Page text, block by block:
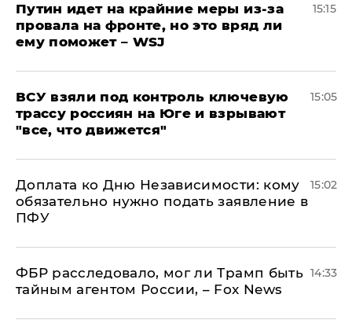
Путин идет на крайние меры из-за
провала на фронте, но это вряд ли
ему поможет – WSJ
15:15
ВСУ взяли под контроль ключевую
трассу россиян на Юге и взрывают
"все, что движется"
15:05
Доплата ко Дню Независимости: кому
обязательно нужно подать заявление в
ПФУ
15:02
ФБР расследовало, мог ли Трамп быть
тайным агентом России, – Fox News
14:33